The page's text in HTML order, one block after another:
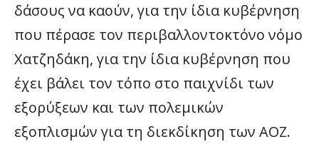
δάσους να καούν, για την ίδια κυβέρνηση
που πέρασε τον περιβαλλοντοκτόνο νόμο
Χατζηδάκη, για την ίδια κυβέρνηση που
έχει βάλει τον τόπο στο παιχνίδι των
εξορύξεων και των πολεμικών
εξοπλισμών για τη διεκδίκηση των ΑΟΖ.